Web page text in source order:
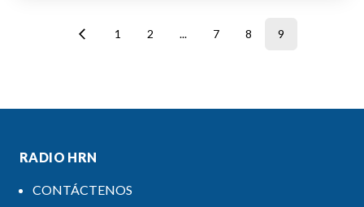
1 2 ... 7 8 9
RADIO HRN
CONTÁCTENOS